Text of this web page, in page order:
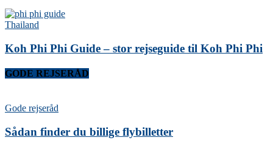
Thailand
Koh Phi Phi Guide – stor rejseguide til Koh Phi Phi
GODE REJSERÅD
Gode rejseråd
Sådan finder du billige flybilletter